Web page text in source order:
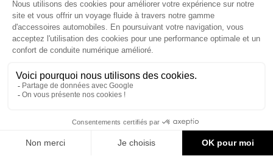
AJOUTER AU PANIER
ACCESSOIRES CAN-AM
Le site d'accessoires Can-Am vous propose des accessoires d'origine
pour équiper votre véhicule 3 roues (On Road) ou votre véhicule tout